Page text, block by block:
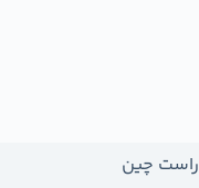
راست چین